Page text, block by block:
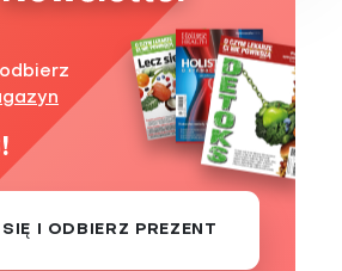
I ODBIERZ PREZENT